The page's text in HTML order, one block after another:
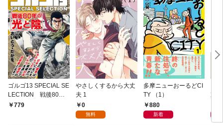
ゴルゴ13 SPECIAL SE
LECTION 戦後80年
の光と陰
779
やさしくするから大丈
夫 1
0
無料
多摩ニューおーるどCI
TY （1）
880
新着
京